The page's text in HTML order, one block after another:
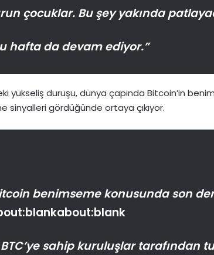
çocuklar. Bu şey yakında
hafta da devam ediyor.”
yükseliş duruşu, dünya çapında Bitcoin’in
sinyalleri gördüğünde ortaya çıkıyor.
benimseme konusunda son
BTC’ye sahip kuruluşlar tarafından